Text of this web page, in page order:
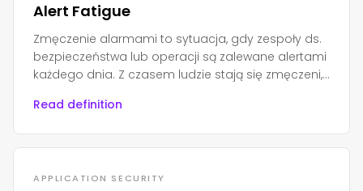
Alert Fatigue
Zmęczenie alarmami to sytuacja, gdy zespoły ds.
bezpieczeństwa lub operacji są zalewane alertami
każdego dnia. Z czasem ludzie stają się zmęczeni,
Read definition
APPLICATION SECURITY